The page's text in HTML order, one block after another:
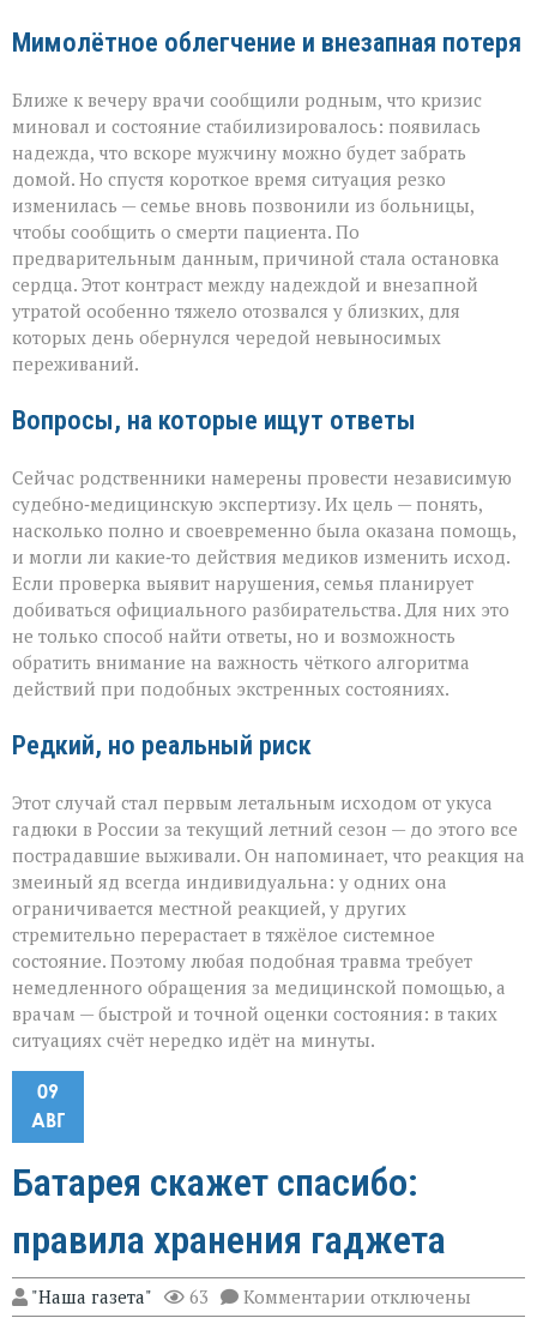
Мимолётное облегчение и внезапная потеря
Ближе к вечеру врачи сообщили родным, что кризис
миновал и состояние стабилизировалось: появилась
надежда, что вскоре мужчину можно будет забрать
домой. Но спустя короткое время ситуация резко
изменилась — семье вновь позвонили из больницы,
чтобы сообщить о смерти пациента. По
предварительным данным, причиной стала остановка
сердца. Этот контраст между надеждой и внезапной
утратой особенно тяжело отозвался у близких, для
которых день обернулся чередой невыносимых
переживаний.
Вопросы, на которые ищут ответы
Сейчас родственники намерены провести независимую
судебно‑медицинскую экспертизу. Их цель — понять,
насколько полно и своевременно была оказана помощь,
и могли ли какие‑то действия медиков изменить исход.
Если проверка выявит нарушения, семья планирует
добиваться официального разбирательства. Для них это
не только способ найти ответы, но и возможность
обратить внимание на важность чёткого алгоритма
действий при подобных экстренных состояниях.
Редкий, но реальный риск
Этот случай стал первым летальным исходом от укуса
гадюки в России за текущий летний сезон — до этого все
пострадавшие выживали. Он напоминает, что реакция на
змеиный яд всегда индивидуальна: у одних она
ограничивается местной реакцией, у других
стремительно перерастает в тяжёлое системное
состояние. Поэтому любая подобная травма требует
немедленного обращения за медицинской помощью, а
врачам — быстрой и точной оценки состояния: в таких
ситуациях счёт нередко идёт на минуты.
09
АВГ
Батарея скажет спасибо:
правила хранения гаджета
"Наша газета" 63 Комментарии к
записи
отключены